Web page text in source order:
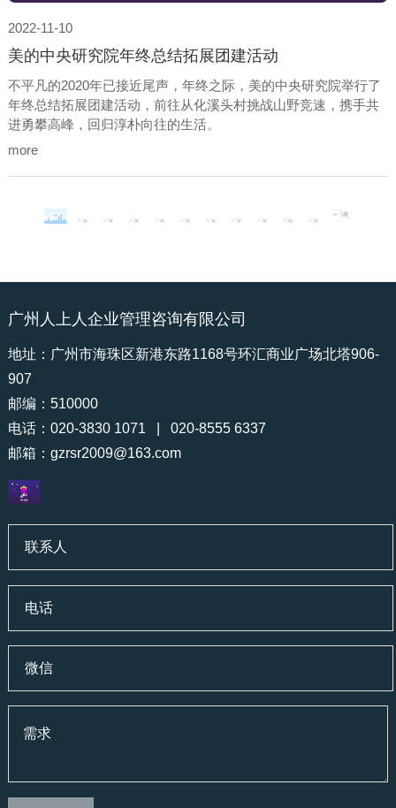
2022-11-10
美的中央研究院年终总结拓展团建活动
不平凡的2020年已接近尾声，年终之际，美的中央研究院举行了
年终总结拓展团建活动，前往从化溪头村挑战山野竞速，携手共
进勇攀高峰，回归淳朴向往的生活。
more
广州人上人企业管理咨询有限公司
地址：广州市海珠区新港东路1168号环汇商业广场北塔906-
907
邮编：510000
电话：020-3830 1071 | 020-8555 6337
邮箱： gzrsr2009@163.com